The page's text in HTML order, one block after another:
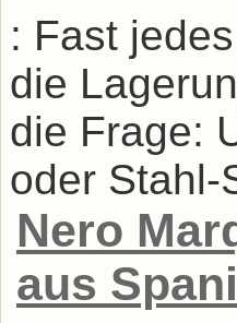
: Fast
die
die Frage:
oder Stahl-
Nero
aus